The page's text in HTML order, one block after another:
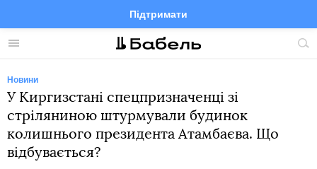
Меню
Підтримати
FacebookTelegramTwitter
Новини
У Киргизстані спецпризначенці зі
стріляниною штурмували будинок
колишнього президента Атамбаєва. Що
відбувається?